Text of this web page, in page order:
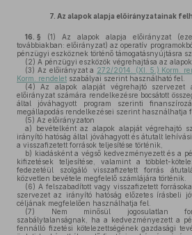
7. Az alapok alapja előirányzatainak
16. § (1) Az alapok alapja előirányzat
továbbiakban: előirányzat) az operatív
pénzügyi eszköznek történő támogatásnyújtásra
(2) A pénzügyi eszközök végrehajtása az
(3) Az előirányzat a 272/2014. (XI. 5.) Korm.
Korm. rendelet szabályai szerint használható fel.
(4) Az alapok alapját végrehajtó szervezet
előirányzat számára rendelkezésre bocsátott
által jóváhagyott program szerinti
megállapodás rendelkezései szerint használhatja
(5) Az előirányzaton
a) bevételként az alapok alapját végrehajtó
irányító hatóság által jóváhagyott és átutalt
a visszafizetett források teljesítése történik,
b) kiadásként a végső kedvezményezett és a
kifizetések teljesítése, valamint a többlet-
fedezetéül szolgáló visszafizetett forrás
közvetlen bevétele megfelelő számlájára történik.
(6) A felszabadított vagy visszafizetett
szervezet az irányító hatóság előzetes írásbeli
céljának megfelelően használhatja fel.
(7) Nem minősül jogosulatlan
szabálytalanságnak, ha a kedvezményezett a
fennálló fizetési kötelezettségének gazdasági